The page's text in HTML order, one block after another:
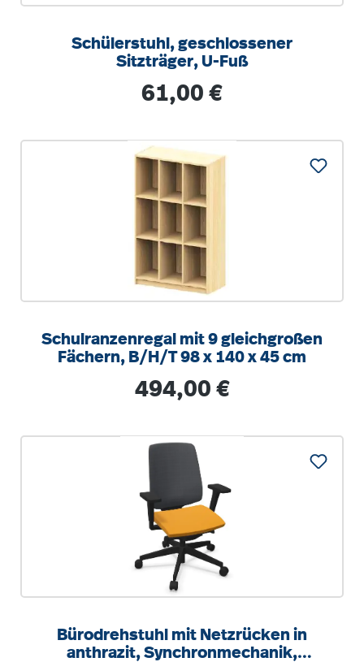
Schülerstuhl, geschlossener
Sitzträger, U-Fuß
Regulärer Preis:
61,00 €
Schulranzenregal mit 9 gleichgroßen
Fächern, B/H/T 98 x 140 x 45 cm
Regulärer Preis:
494,00 €
Bürodrehstuhl mit Netzrücken in
anthrazit, Synchronmechanik,